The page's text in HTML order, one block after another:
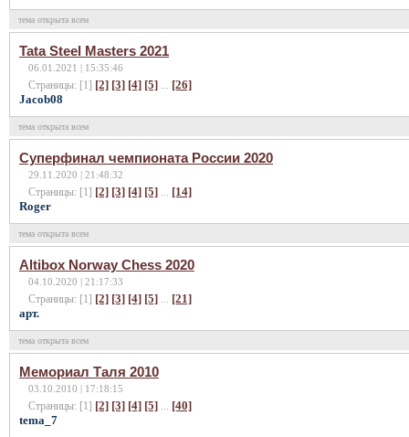
тема открыта всем
Tata Steel Masters 2021
06.01.2021 | 15:35:46
Страницы: [1] [2] [3] [4] [5] ... [26]
Jacob08
тема открыта всем
Суперфинал чемпионата России 2020
29.11.2020 | 21:48:32
Страницы: [1] [2] [3] [4] [5] ... [14]
Roger
тема открыта всем
Altibox Norway Chess 2020
04.10.2020 | 21:17:33
Страницы: [1] [2] [3] [4] [5] ... [21]
арт.
тема открыта всем
Мемориал Таля 2010
03.10.2010 | 17:18:15
Страницы: [1] [2] [3] [4] [5] ... [40]
tema_7